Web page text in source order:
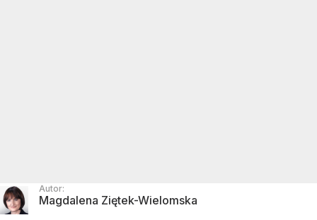
Autor:
Magdalena Ziętek-Wielomska